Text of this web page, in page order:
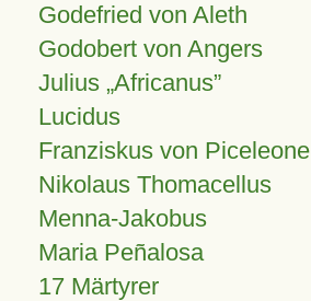
Godefried von Aleth
Godobert von Angers
Julius Africanus
Lucidus
Franziskus von Piceleone
Nikolaus Thomacellus
Menna-Jakobus
Maria Peñalosa
17 Märtyrer